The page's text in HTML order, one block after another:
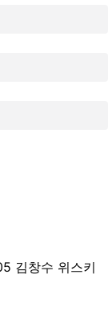
김창수 위스키